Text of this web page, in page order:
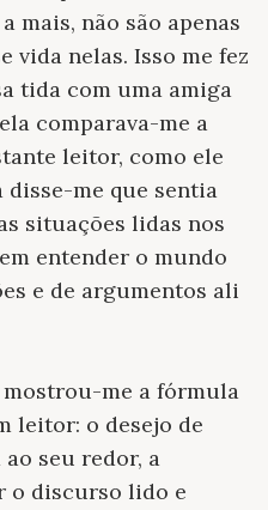
mais, não são apenas
vida nelas. Isso me fez
tida com uma amiga
comparava-me a
leitor, como ele
disse-me que sentia
situações lidas nos
entender o mundo
e de argumentos ali
mostrou-me a fórmula
leitor: o desejo de
seu redor, a
o discurso lido e